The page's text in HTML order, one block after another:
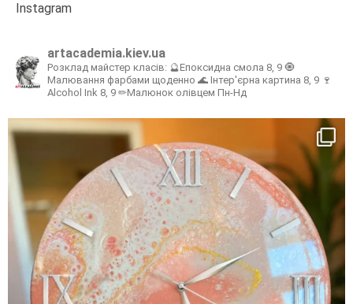
Instagram
artacademia.kiev.ua
Розклад майстер класів: 🔮Епоксидна смола 8, 9 🧿
Малювання фарбами щоденно 🌊 Інтер'єрна картина 8, 9 🍷
Alcohol Ink 8, 9 ✏Малюнок олівцем Пн-Нд